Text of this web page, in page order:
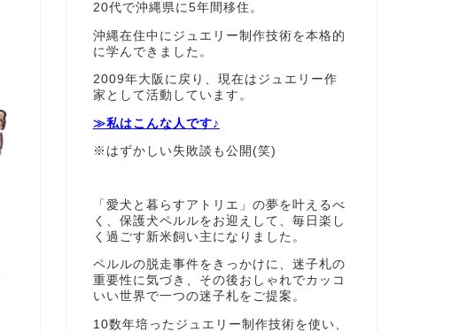
20代で沖縄県に5年間移住。
沖縄在住中にジュエリー制作技術を本格的
に学んできました。
2009年大阪に戻り、現在はジュエリー作
家として活動しています。
≫私はこんな人です♪
※はずかしい失敗談も公開(笑)
「愛犬と暮らすアトリエ」の夢を叶えるべ
く、保護犬ペルルをお迎えして、毎日楽し
く過ごす新米飼い主になりました。
ペルルの脱走事件をきっかけに、迷子札の
重要性に気づき、その後おしゃれでカッコ
いい世界で一つの迷子札をご提案。
10数年培ったジュエリー制作技術を使い、